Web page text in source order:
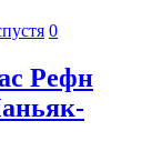
0
Рефн